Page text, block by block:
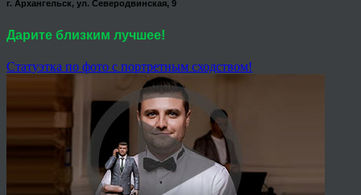
г. Архангельск, ул. Северодвинская, 9
Дарите близким лучшее!
Статуэтка по фото с портретным сходством!